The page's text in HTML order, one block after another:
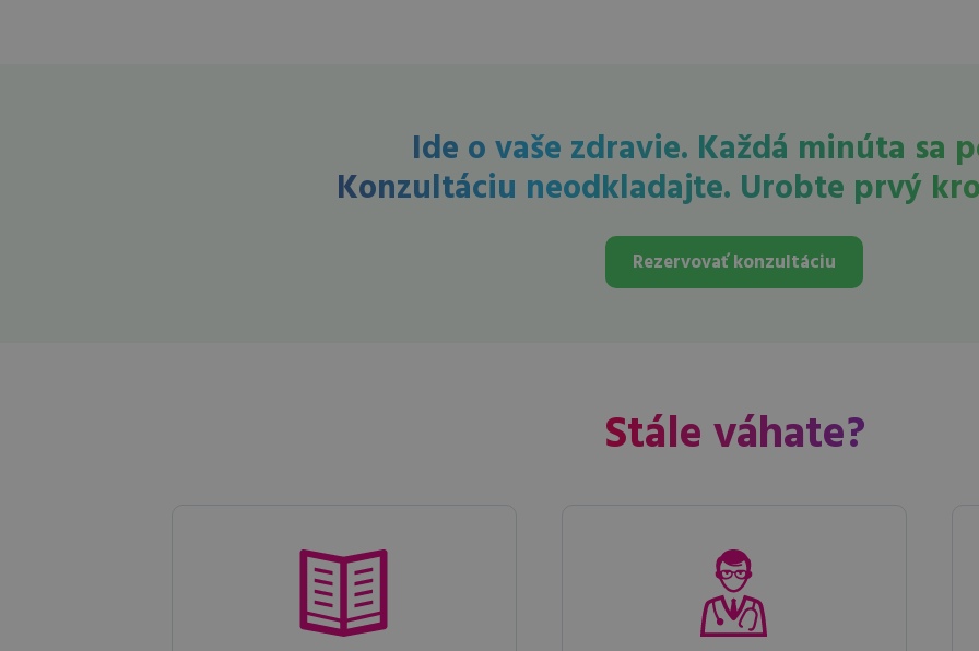
Ide o vaše zdravie. Každá minúta sa
Konzultáciu neodkladajte. Urobte prvý
Rezervovať konzultáciu
Stále váhate?